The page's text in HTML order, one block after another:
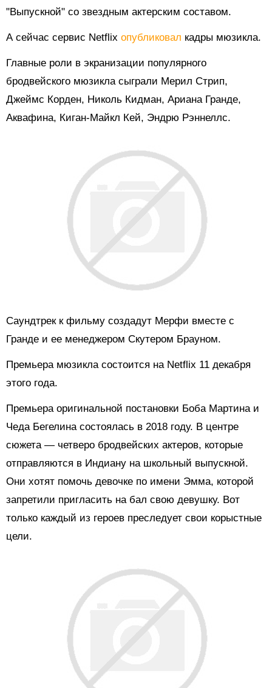
"Выпускной" со звездным актерским составом.
А сейчас сервис Netflix опубликовал кадры мюзикла.
Главные роли в экранизации популярного
бродвейского мюзикла сыграли Мерил Стрип,
Джеймс Корден, Николь Кидман, Ариана Гранде,
Аквафина, Киган-Майкл Кей, Эндрю Рэннеллс.
Саундтрек к фильму создадут Мерфи вместе с
Гранде и ее менеджером Скутером Брауном.
Премьера мюзикла состоится на Netflix 11 декабря
этого года.
Премьера оригинальной постановки Боба Мартина и
Чеда Бегелина состоялась в 2018 году. В центре
сюжета — четверо бродвейских актеров, которые
отправляются в Индиану на школьный выпускной.
Они хотят помочь девочке по имени Эмма, которой
запретили пригласить на бал свою девушку. Вот
только каждый из героев преследует свои корыстные
цели.